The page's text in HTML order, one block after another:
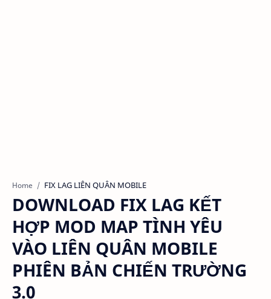
Home FIX LAG LIÊN QUÂN MOBILE
DOWNLOAD FIX LAG KẾT
HỢP MOD MAP TÌNH YÊU
VÀO LIÊN QUÂN MOBILE
PHIÊN BẢN CHIẾN TRƯỜNG
3.0